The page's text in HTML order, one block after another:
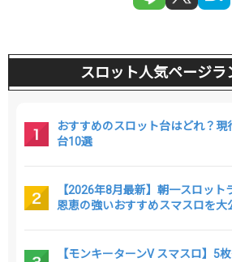
スロット人気ページラ
おすすめのスロット台はどれ？現
台10選
【2026年8月最新】朝一スロット
恩恵の強いおすすめスマスロを大
【モンキーターンV スマスロ】5